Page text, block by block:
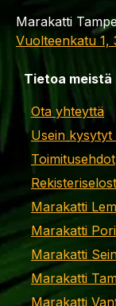
Marakatti
Vuolteenkatu 1,
Tietoa meistä
Ota yhteyttä
Usein
Toimitusehdot
Marakatti
Marakatti
Marakatti
Marakatti
Marakatti